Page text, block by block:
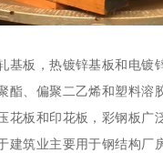
基板，热镀锌基板和电镀
酯、偏聚二乙烯和塑料溶
花板和印花板，彩钢板广
建筑业主要用于钢结构厂